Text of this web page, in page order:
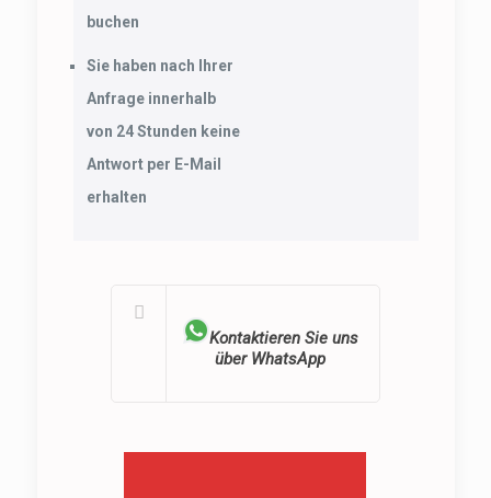
buchen
Sie haben nach Ihrer
Anfrage innerhalb
von 24 Stunden keine
Antwort per E-Mail
erhalten
Kontaktieren Sie uns
über WhatsApp